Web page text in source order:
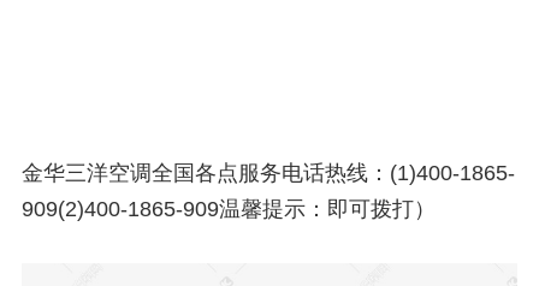
金华三洋空调全国各点服务电话热线：(1)400-1865-
909(2)400-1865-909温馨提示：即可拨打）